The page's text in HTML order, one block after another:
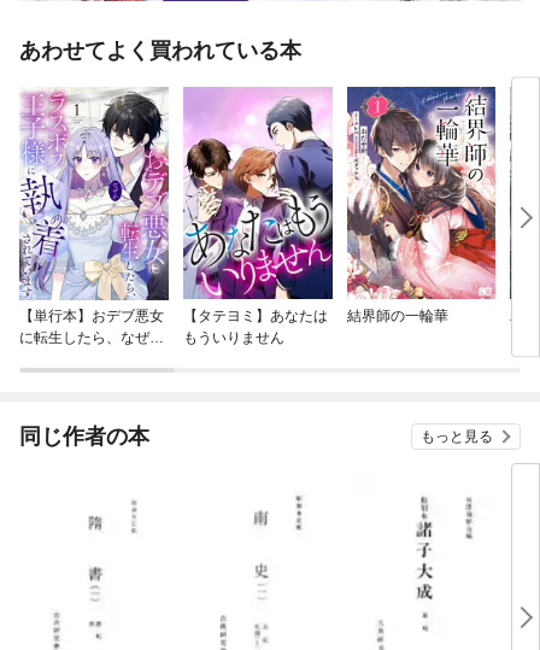
あわせてよく買われている本
【単行本】おデブ悪女
に転生したら、なぜか
【タテヨミ】あなたは
もういりません
結界師の一輪華
バ
今
同じ作者の本 もっと見る